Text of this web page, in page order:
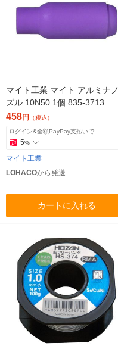
マイト工業 マイト アルミナノ
ズル 10N50 1個 835-3713
458円 （税込）
ログイン&全額PayPay支払いで
5%
マイト工業
LOHACOから発送
カートに入れる